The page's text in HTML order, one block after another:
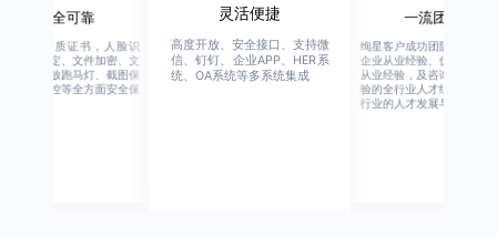
安全可靠
业权威资质证书，人脸识
、设备绑定、文件加密、文
水印、播放跑马灯、截图保
、权限管控等全方面安全保
灵活便捷
高度开放、安全接口、支持微
信、钉钉、企业APP、HER系
统、OA系统等多系统集成
一流团队
绚星客户成功团队，由有多
企业从业经验、优秀培训机
从业经验，及咨询公司从业
验的全行业人才组成，涉猎
行业的人才发展与培养模块